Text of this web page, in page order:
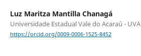
Luz Maritza Mantilla Chanagá
Universidade Estadual Vale do Acaraú - UVA
https://orcid.org/0009-0006-1525-8452